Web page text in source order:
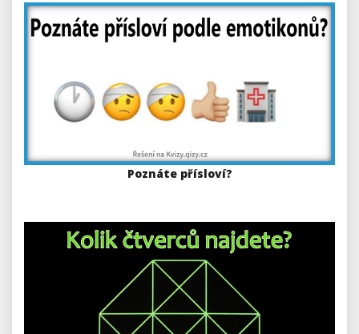
Poznáte přísloví?